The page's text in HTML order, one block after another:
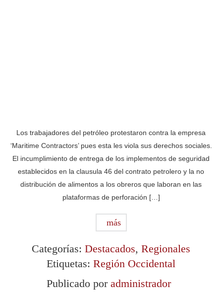
Los trabajadores del petróleo protestaron contra la empresa
‘Maritime Contractors’ pues esta les viola sus derechos sociales.
El incumplimiento de entrega de los implementos de seguridad
establecidos en la clausula 46 del contrato petrolero y la no
distribución de alimentos a los obreros que laboran en las
plataformas de perforación […]
más
Categorías: Destacados, Regionales
Etiquetas: Región Occidental
Publicado por administrador